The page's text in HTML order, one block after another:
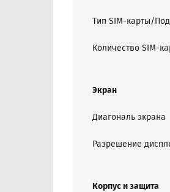
Тип SIM-карты/
Количество SIM-
Экран
Диагональ экрана
Разрешение
Корпус и защита